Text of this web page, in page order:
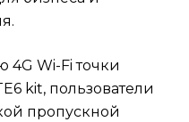
4G Wi-Fi точки
kit, пользователи
пропускной